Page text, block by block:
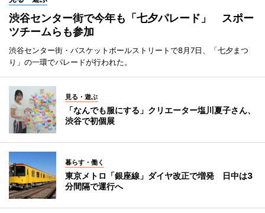
渋谷センター街で今年も「七夕パレード」 スポー
ツチームらも参加
渋谷センター街・バスケットボールストリートで8月7日、「七夕まつ
り」の一環でパレードが行われた。
見る・遊ぶ
「なんでも服にする」クリエーター塩川夏子さん、
渋谷で初個展
暮らす・働く
東京メトロ「銀座線」ダイヤ改正で増発 日中は3
分間隔で運行へ